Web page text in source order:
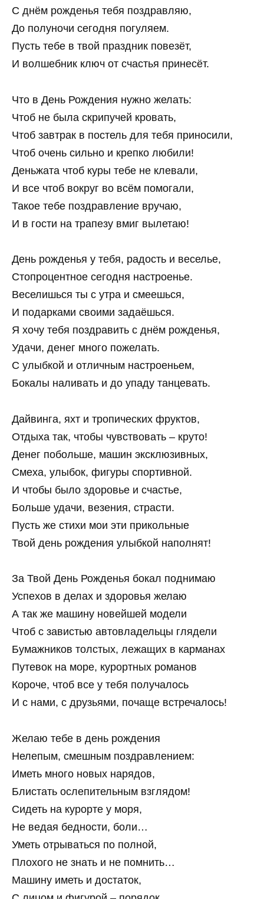
С днём рожденья тебя поздравляю,
До полуночи сегодня погуляем.
Пусть тебе в твой праздник повезёт,
И волшебник ключ от счастья принесёт.
Что в День Рождения нужно желать:
Чтоб не была скрипучей кровать,
Чтоб завтрак в постель для тебя приносили,
Чтоб очень сильно и крепко любили!
Деньжата чтоб куры тебе не клевали,
И все чтоб вокруг во всём помогали,
Такое тебе поздравление вручаю,
И в гости на трапезу вмиг вылетаю!
День рожденья у тебя, радость и веселье,
Стопроцентное сегодня настроенье.
Веселишься ты с утра и смеешься,
И подарками своими задаёшься.
Я хочу тебя поздравить с днём рожденья,
Удачи, денег много пожелать.
С улыбкой и отличным настроеньем,
Бокалы наливать и до упаду танцевать.
Дайвинга, яхт и тропических фруктов,
Отдыха так, чтобы чувствовать – круто!
Денег побольше, машин эксклюзивных,
Смеха, улыбок, фигуры спортивной.
И чтобы было здоровье и счастье,
Больше удачи, везения, страсти.
Пусть же стихи мои эти прикольные
Твой день рождения улыбкой наполнят!
За Твой День Рожденья бокал поднимаю
Успехов в делах и здоровья желаю
А так же машину новейшей модели
Чтоб с завистью автовладельцы глядели
Бумажников толстых, лежащих в карманах
Путевок на море, курортных романов
Короче, чтоб все у тебя получалось
И с нами, с друзьями, почаще встречалось!
Желаю тебе в день рождения
Нелепым, смешным поздравлением:
Иметь много новых нарядов,
Блистать ослепительным взглядом!
Сидеть на курорте у моря,
Не ведая бедности, боли…
Уметь отрываться по полной,
Плохого не знать и не помнить…
Машину иметь и достаток,